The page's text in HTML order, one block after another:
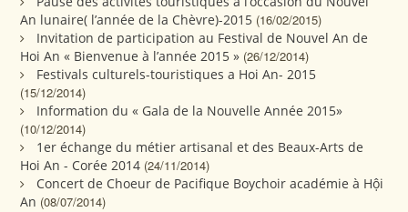
An lunaire( l’année de la Chèvre)-2015 (16/02/2015)
Invitation de participation au Festival de Nouvel An de
Hoi An « Bienvenue à l’année 2015 » (26/12/2014)
Festivals culturels-touristiques a Hoi An- 2015
(15/12/2014)
Information du « Gala de la Nouvelle Année 2015»
(10/12/2014)
1er échange du métier artisanal et des Beaux-Arts de
Hoi An - Corée 2014 (24/11/2014)
Concert de Choeur de Pacifique Boychoir académie à Hội
An (08/07/2014)